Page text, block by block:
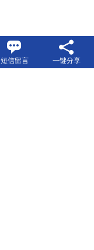
短信留言 一键分享